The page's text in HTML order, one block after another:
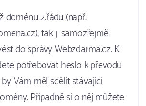
doménu 2.řádu (např.
tak ji samozřejmě
do správy Webzdarma.cz. K
potřebovat heslo k převodu
Vám měl sdělit stávající
Případně si o něj můžete